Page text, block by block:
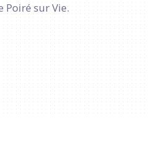
Poiré sur Vie.